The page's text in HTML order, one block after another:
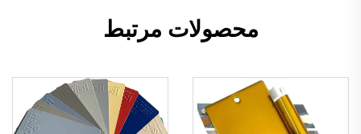
محصولات مرتبط